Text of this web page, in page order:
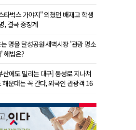
타벅스 가야지" 외쳤던 배재고 학생
, 결국 중징계
명물 달성공원 새벽시장 '관광 명소
해법은?
산에도 밀리는 대구] 동성로 지나쳐
해운대는 꼭 간다, 외국인 관광객 16